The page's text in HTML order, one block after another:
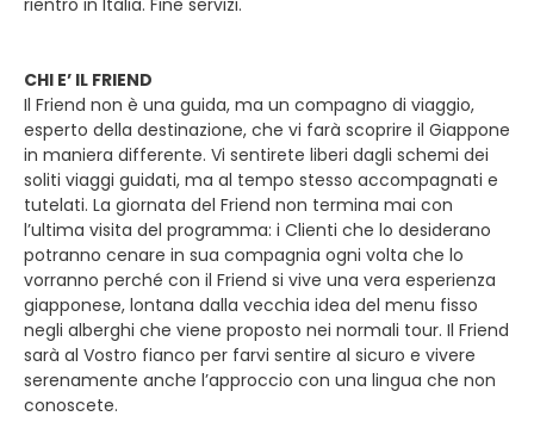
CHI E’ IL FRIEND
Il Friend non è una guida, ma un compagno di viaggio,
esperto della destinazione, che vi farà scoprire il Giappone
in maniera differente. Vi sentirete liberi dagli schemi dei
soliti viaggi guidati, ma al tempo stesso accompagnati e
tutelati. La giornata del Friend non termina mai con
l’ultima visita del programma: i Clienti che lo desiderano
potranno cenare in sua compagnia ogni volta che lo
vorranno perché con il Friend si vive una vera esperienza
giapponese, lontana dalla vecchia idea del menu fisso
negli alberghi che viene proposto nei normali tour. Il Friend
sarà al Vostro fianco per farvi sentire al sicuro e vivere
serenamente anche l’approccio con una lingua che non
conoscete.